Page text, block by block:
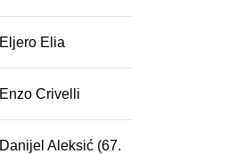
Eljero Elia
Enzo Crivelli
Danijel Aleksić (67.